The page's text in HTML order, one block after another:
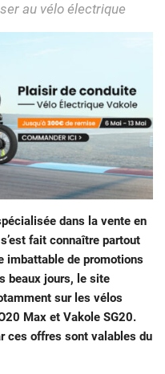
au vélo électrique
dans la vente en
fait connaître partout
imbattable de promotions
beaux jours, le site
sur les vélos
Max et Vakole SG20.
ces offres sont valables du